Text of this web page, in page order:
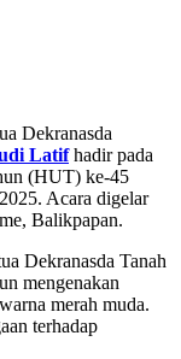
Dekranasda
Latifhadir pada
(HUT) ke-45
Acara digelar
Balikpapan.
Dekranasda Tanah
mengenakan
warna merah muda.
terhadap